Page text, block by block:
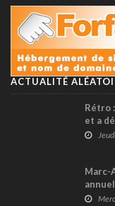
ACTUALITÉ
Rétro
et a
Marc-